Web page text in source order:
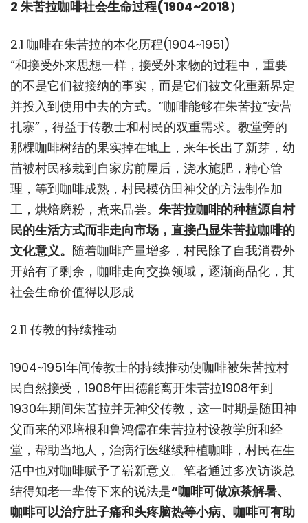
2 朱苦拉咖啡社会生命过程(1904~2018）
2.1 咖啡在朱苦拉的本化历程(1904~1951)
“和接受外来思想一样，接受外来物的过程中，重要
的不是它们被接纳的事实，而是它们被文化重新界定
并投入到使用中去的方式。”咖啡能够在朱苦拉“安营
扎寨”，得益于传教士和村民的双重需求。教堂旁的
那棵咖啡树结的果实掉在地上，来年长出了新芽，幼
苗被村民移栽到自家房前屋后，浇水施肥，精心管
理，等到咖啡成熟，村民模仿田神父的方法制作加
工，烘焙磨粉，煮来品尝。 朱苦拉咖啡的种植源自村
民的生活方式而非走向市场，直接凸显朱苦拉咖啡的
文化意义。 随着咖啡产量增多，村民除了自我消费外
开始有了剩余，咖啡走向交换领域，逐渐商品化，其
社会生命价值得以形成
2.11 传教的持续推动
1904~1951年间传教士的持续推动使咖啡被朱苦拉村
民自然接受，1908年田德能离开朱苦拉1908年到
1930年期间朱苦拉并无神父传教，这一时期是随田神
父而来的邓培根和鲁鸿儒在朱苦拉村设教学所和经
堂，帮助当地人，治病行医继续种植咖啡，村民在生
活中也对咖啡赋予了崭新意义。笔者通过多次访谈总
结得知老一辈传下来的说法是“咖啡可做凉茶解暑、
咖啡可以治疗肚子痛和头疼脑热等小病、咖啡可有助